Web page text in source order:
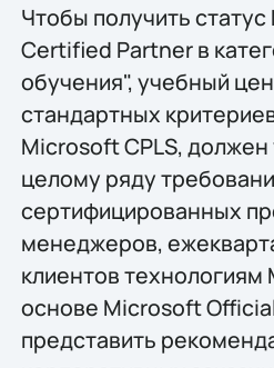
Чтобы получить
Certified Partner в
обучения", учебный
стандартных
Microsoft CPLS,
целому ряду
сертифицированных
менеджеров,
клиентов
основе Microsoft
представить